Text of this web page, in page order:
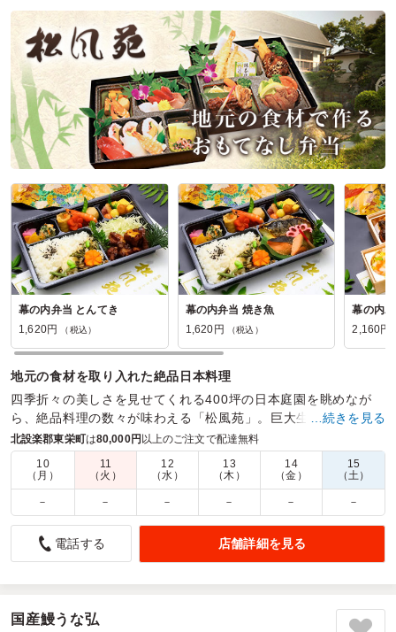
愛知県名古屋市中区錦2026/04/27
マザーズランチの口コミをもっと見る
幕の内弁当 とんてき
1,620円
（税込）
幕の内弁当 焼き魚
1,620円
（税込）
幕の内
2,160円
地元の食材を取り入れた絶品日本料理
四季折々の美しさを見せてくれる400坪の日本庭園を眺めなが
ら、絶品料理の数々が味わえる「松風苑」。巨大生簀には数々
の魚介が舞踊り、新鮮な魚が味わえると地元の方に大好評。
商品数： 締切日時： 1日前12:00 価格帯：
1,620円～2,500円
配達時間：
9:00～19:00
初めてのお店で不安もありましたが、きちんと届けていた
だき、さらに美味しかったです
しているうちに、他の味も食べてみたいという参加者の要望
…続きを見る
北設楽郡東栄町は80,000円以上のご注文で配達無料
10
（月）
11
（火）
12
（水）
13
（木）
14
（金）
15
（土）
－ － － － － －
電話する 店舗詳細を見る
国産鰻うな弘